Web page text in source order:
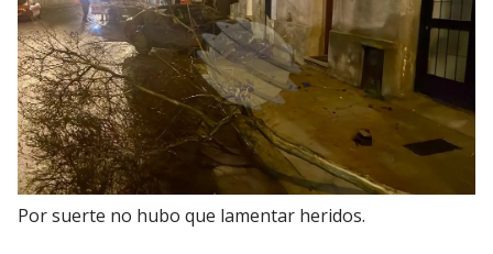
Por suerte no hubo que lamentar heridos.